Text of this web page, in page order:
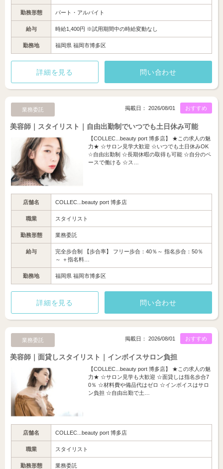
勤務形態 パート・アルバイト
給与 時給1,400円 ※試用期間中の時給変動なし
勤務地 福岡県 福岡市博多区
詳細を見る 問い合わせ
業務委託 おすすめ
掲載日： 2026/08/01
美容師｜スタイリスト｜自由出勤制でいつでも土日休み可能
【COLLEC...beauty port 博多店】 ★この求人の魅
力★ ☆サロン見学大歓迎 ☆いつでも土日休みOK
☆自由出勤制 ☆長期休暇の取得も可能 ☆自分のペ
ースで働ける ☆ス…
店舗名 COLLEC...beauty port 博多店
職業 スタイリスト
勤務形態 業務委託
給与
完全歩合制 【歩合率】 フリー歩合：40％～ 指名歩合：50％
～ ＋指名料…
勤務地 福岡県 福岡市博多区
詳細を見る 問い合わせ
業務委託 おすすめ
掲載日： 2026/08/01
美容師｜面貸しスタイリスト｜インボイスサロン負担
【COLLEC...beauty port 博多店】 ★この求人の魅
力★ ☆サロン見学も大歓迎 ☆面貸しは指名歩合7
0％ ☆材料費や備品代はゼロ ☆インボイスはサロ
ン負担 ☆自由出勤で土…
店舗名 COLLEC...beauty port 博多店
職業 スタイリスト
勤務形態 業務委託